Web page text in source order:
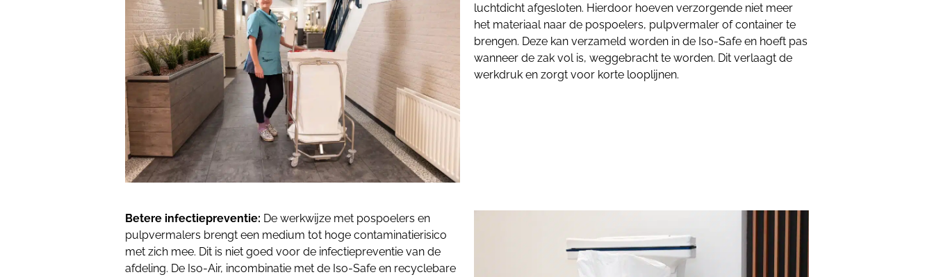
luchtdicht afgesloten. Hierdoor hoeven verzorgende niet meer
het materiaal naar de pospoelers, pulpvermaler of container te
brengen. Deze kan verzameld worden in de Iso-Safe en hoeft pas
wanneer de zak vol is, weggebracht te worden. Dit verlaagt de
werkdruk en zorgt voor korte looplijnen.
Betere infectiepreventie: De werkwijze met pospoelers en
pulpvermalers brengt een medium tot hoge contaminatierisico
met zich mee. Dit is niet goed voor de infectiepreventie van de
afdeling. De Iso-Air, incombinatie met de Iso-Safe en recyclebare